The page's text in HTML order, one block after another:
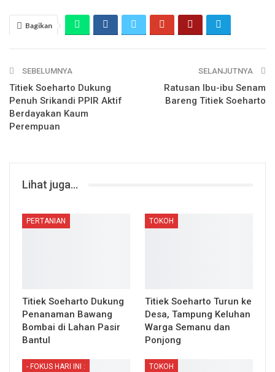
Bagikan
SEBELUMNYA
Titiek Soeharto Dukung
Penuh Srikandi PPIR Aktif
Berdayakan Kaum
Perempuan
SELANJUTNYA
Ratusan Ibu-ibu Senam
Bareng Titiek Soeharto
Lihat juga...
PERTANIAN
Titiek Soeharto Dukung
Penanaman Bawang
Bombai di Lahan Pasir
Bantul
TOKOH
Titiek Soeharto Turun ke
Desa, Tampung Keluhan
Warga Semanu dan
Ponjong
- FOKUS HARI INI : TOKOH